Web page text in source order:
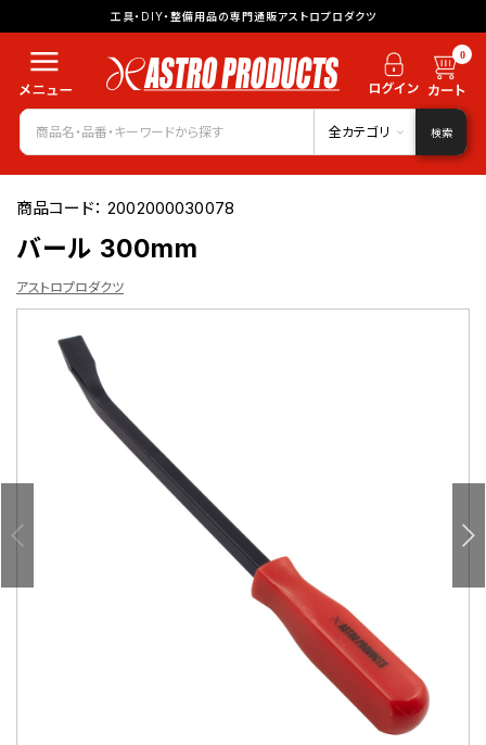
工具・DIY・整備用品の専門通販アストロプロダクツ
0
全カテゴリ 検索
商品コード：2002000030078
バール 300mm
アストロプロダクツ